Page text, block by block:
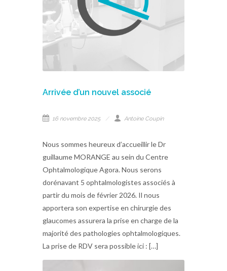
Arrivée d’un nouvel associé
16 novembre 2025 Antoine Coupin
Nous sommes heureux d’accueillir le Dr
guillaume MORANGE au sein du Centre
Ophtalmologique Agora. Nous serons
dorénavant 5 ophtalmologistes associés à
partir du mois de février 2026. Il nous
apportera son expertise en chirurgie des
glaucomes assurera la prise en charge de la
majorité des pathologies ophtalmologiques.
La prise de RDV sera possible ici : […]